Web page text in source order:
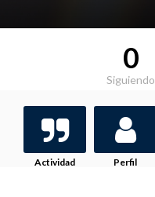
0
Siguiendo
Actividad Perfil